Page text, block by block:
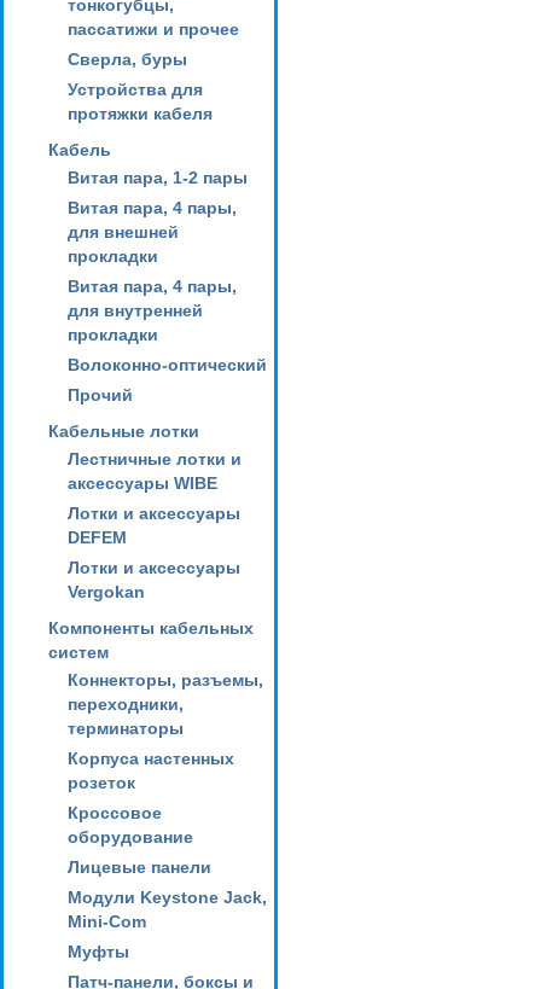
тонкогубцы,
пассатижи и прочее
Сверла, буры
Устройства для
протяжки кабеля
Кабель
Витая пара, 1-2 пары
Витая пара, 4 пары,
для внешней
прокладки
Витая пара, 4 пары,
для внутренней
прокладки
Волоконно-оптический
Прочий
Кабельные лотки
Лестничные лотки и
аксессуары WIBE
Лотки и аксессуары
DEFEM
Лотки и аксессуары
Vergokan
Компоненты кабельных
систем
Коннекторы, разъемы,
переходники,
терминаторы
Корпуса настенных
розеток
Кроссовое
оборудование
Лицевые панели
Модули Keystone Jack,
Mini-Com
Муфты
Патч-панели, боксы и